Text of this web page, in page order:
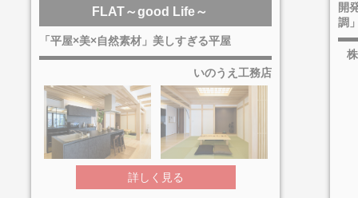
FLAT～good Life～
「平屋×美×自然素材」美しすぎる平屋
いのうえ工務店
詳しく見る
開
調」
株